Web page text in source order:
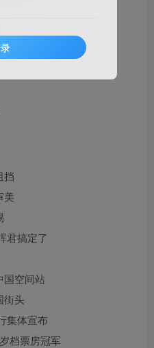
挡
美
君搞定了
国空间站
街头
集体宣布
档票房冠军